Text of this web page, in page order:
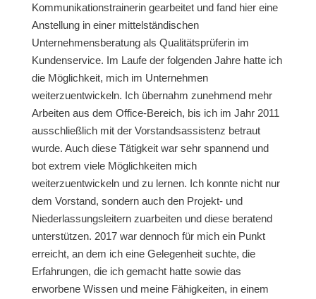
Kommunikationstrainerin gearbeitet und fand hier eine
Anstellung in einer mittelständischen
Unternehmensberatung als Qualitätsprüferin im
Kundenservice. Im Laufe der folgenden Jahre hatte ich
die Möglichkeit, mich im Unternehmen
weiterzuentwickeln. Ich übernahm zunehmend mehr
Arbeiten aus dem Office-Bereich, bis ich im Jahr 2011
ausschließlich mit der Vorstandsassistenz betraut
wurde. Auch diese Tätigkeit war sehr spannend und
bot extrem viele Möglichkeiten mich
weiterzuentwickeln und zu lernen. Ich konnte nicht nur
dem Vorstand, sondern auch den Projekt- und
Niederlassungsleitern zuarbeiten und diese beratend
unterstützen. 2017 war dennoch für mich ein Punkt
erreicht, an dem ich eine Gelegenheit suchte, die
Erfahrungen, die ich gemacht hatte sowie das
erworbene Wissen und meine Fähigkeiten, in einem